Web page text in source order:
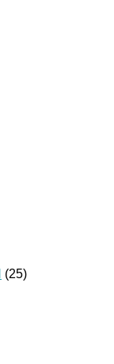
(25)